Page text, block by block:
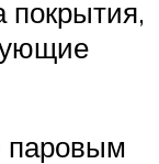
покрытия,
паровым